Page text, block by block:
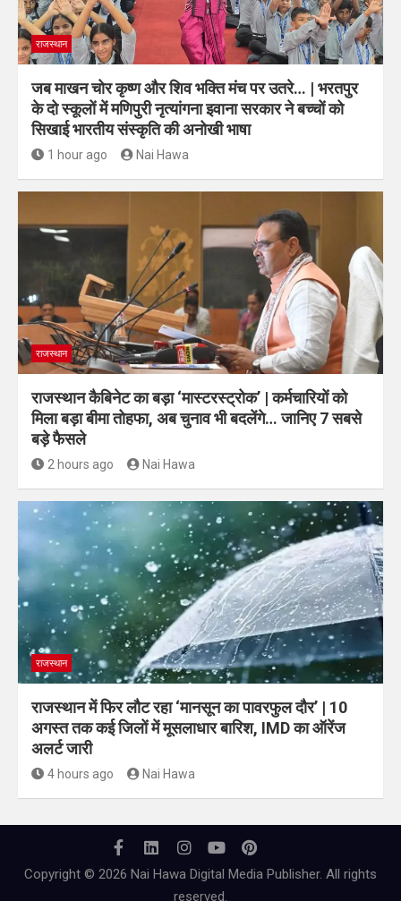
राजस्थान
जब माखन चोर कृष्ण और शिव भक्ति मंच पर उतरे… | भरतपुर
के दो स्कूलों में मणिपुरी नृत्यांगना इवाना सरकार ने बच्चों को
सिखाई भारतीय संस्कृति की अनोखी भाषा
1 hour ago Nai Hawa
राजस्थान
राजस्थान कैबिनेट का बड़ा ‘मास्टरस्ट्रोक’ | कर्मचारियों को
मिला बड़ा बीमा तोहफा, अब चुनाव भी बदलेंगे… जानिए 7 सबसे
बड़े फैसले
2 hours ago Nai Hawa
राजस्थान
राजस्थान में फिर लौट रहा ‘मानसून का पावरफुल दौर’ | 10
अगस्त तक कई जिलों में मूसलाधार बारिश, IMD का ऑरेंज
अलर्ट जारी
4 hours ago Nai Hawa
Copyright © 2026 Nai Hawa Digital Media Publisher. All rights
reserved.